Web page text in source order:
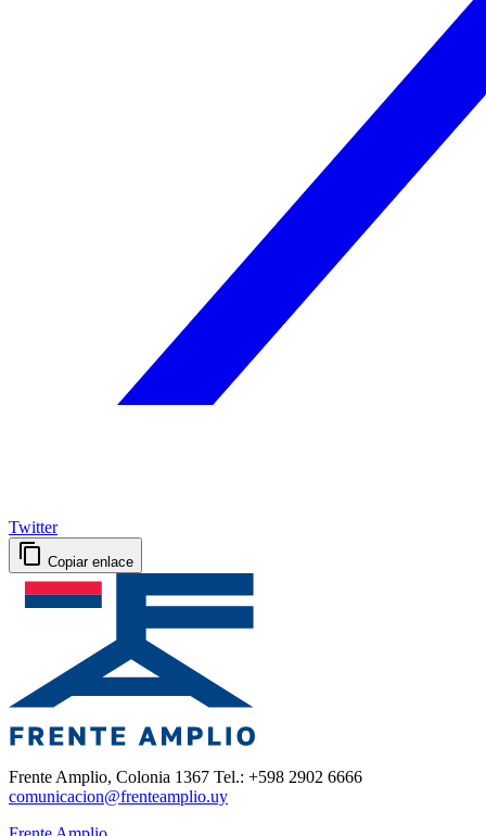
Twitter
Copiar enlace
Frente Amplio, Colonia 1367 Tel.: +598 2902 6666
comunicacion@frenteamplio.uy